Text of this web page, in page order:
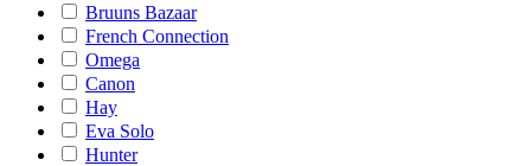
Bruuns Bazaar
French Connection
Omega
Canon
Hay
Eva Solo
Hunter